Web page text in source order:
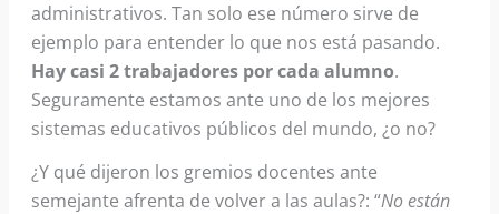
administrativos. Tan solo ese número sirve de
ejemplo para entender lo que nos está pasando.
Hay casi 2 trabajadores por cada alumno.
Seguramente estamos ante uno de los mejores
sistemas educativos públicos del mundo, ¿o no?
¿Y qué dijeron los gremios docentes ante
semejante afrenta de volver a las aulas?: “No están